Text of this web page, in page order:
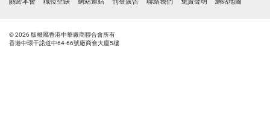
關於本會 職位空缺 網站連結 刊登廣告 聯絡我們 免責聲明 網站地圖
© 2026 版權屬香港中華廠商聯合會所有
香港中環干諾道中64-66號廠商會大廈5樓